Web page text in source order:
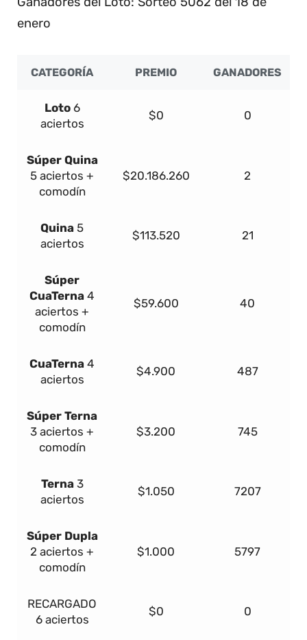
enero
CATEGORÍA PREMIO GANADORES
Loto 6
aciertos
$0 0
Súper Quina
5 aciertos +
comodín
$20.186.260 2
Quina 5
aciertos
$113.520 21
Súper
CuaTerna 4
aciertos +
comodín
$59.600 40
CuaTerna 4
aciertos
$4.900 487
Súper Terna
3 aciertos +
comodín
$3.200 745
Terna 3
aciertos
$1.050 7207
Súper Dupla
2 aciertos +
comodín
$1.000 5797
RECARGADO
6 aciertos
$0 0